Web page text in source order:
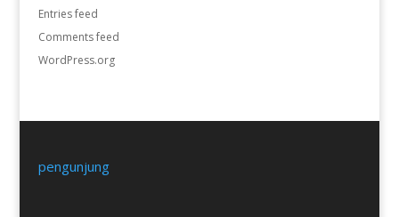
Entries feed
Comments feed
WordPress.org
pengunjung